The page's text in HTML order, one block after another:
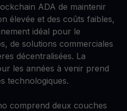
ADA de maintenir
élevée et des coûts faibles,
idéal pour le
de solutions commerciales
décentralisées. La
les années à venir prend
technologiques.
comprend deux couches